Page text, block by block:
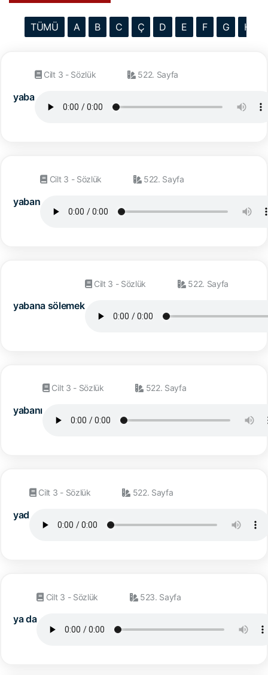
TÜMÜ A B C Ç D E F G H
yaba
Cilt 3 - Sözlük 522. Sayfa
yaban
Cilt 3 - Sözlük 522. Sayfa
yabana sölemek
Cilt 3 - Sözlük 522. Sayfa
yabanı
Cilt 3 - Sözlük 522. Sayfa
yad
Cilt 3 - Sözlük 522. Sayfa
ya da
Cilt 3 - Sözlük 523. Sayfa